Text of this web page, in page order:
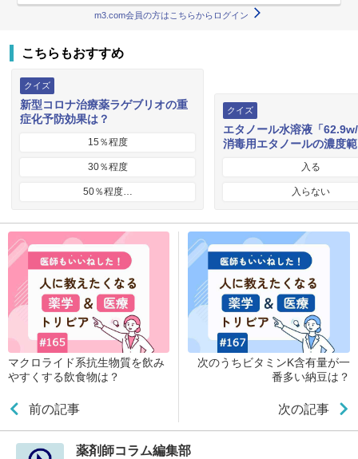
m3.com会員の方はこちらからログイン
こちらもおすすめ
クイズ
新型コロナ治療薬ラゲブリオの重
症化予防効果は？
15％程度
30％程度
50％程度…
クイズ
エタノール水溶液「
消毒用エタノールの濃度
入る
入らない
マクロライド系抗生物質を飲み
やすくする飲食物は？
前の記事
次のうちビタミンK含有量が一
番多い納豆は？
次の記事
薬剤師コラム編集部